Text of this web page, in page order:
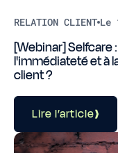
RELATION CLIENT Le
[Webinar]
l'immédiateté et à
client ?
Lire l’article